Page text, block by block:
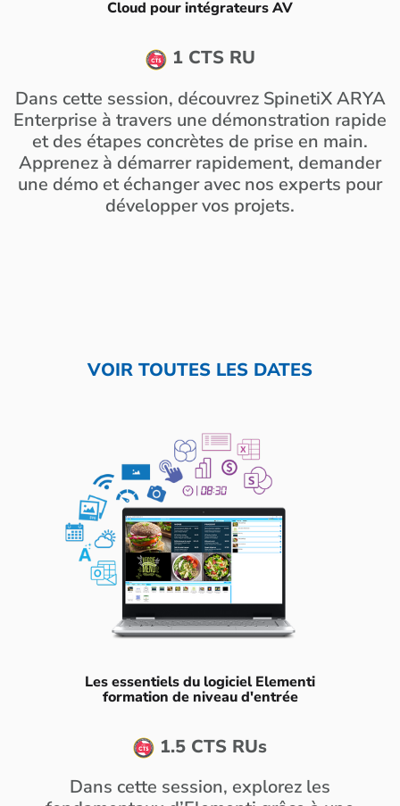
Cloud pour intégrateurs AV
1 CTS RU
Dans cette session, découvrez SpinetiX ARYA
Enterprise à travers une démonstration rapide
et des étapes concrètes de prise en main.
Apprenez à démarrer rapidement, demander
une démo et échanger avec nos experts pour
développer vos projets.
VOIR TOUTES LES DATES
Les essentiels du logiciel Elementi
formation de niveau d'entrée
1.5 CTS RUs
Dans cette session, explorez les